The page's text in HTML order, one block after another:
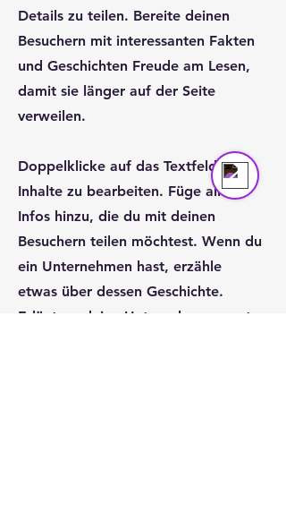
Details zu teilen. Bereite deinen
Besuchern mit interessanten Fakten
und Geschichten Freude am Lesen,
damit sie länger auf der Seite
verweilen.
Doppelklicke auf das Textfeld, um
Inhalte zu bearbeiten. Füge alle
Infos hinzu, die du mit deinen
Besuchern teilen möchtest. Wenn du
ein Unternehmen hast, erzähle
etwas über dessen Geschichte.
Erläutere deine Unternehmenswerte
Michael Beck
Online